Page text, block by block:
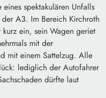
spektakulären Unfalls
A3. Im Bereich Kirchroth
ein, sein Wagen geriet
mit der
mit einem Sattelzug. Alle
lediglich der Autofahrer
dürfte laut